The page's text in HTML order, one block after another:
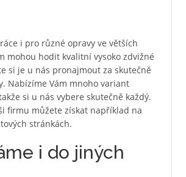
i pro různé opravy ve větších
mohou hodit kvalitní vysoko zdvižné
si je u nás pronajmout za skutečně
Nabízíme Vám mnoho variant
si u nás vybere skutečně každý.
firmu můžete získat například na
stránkách.
i do jiných